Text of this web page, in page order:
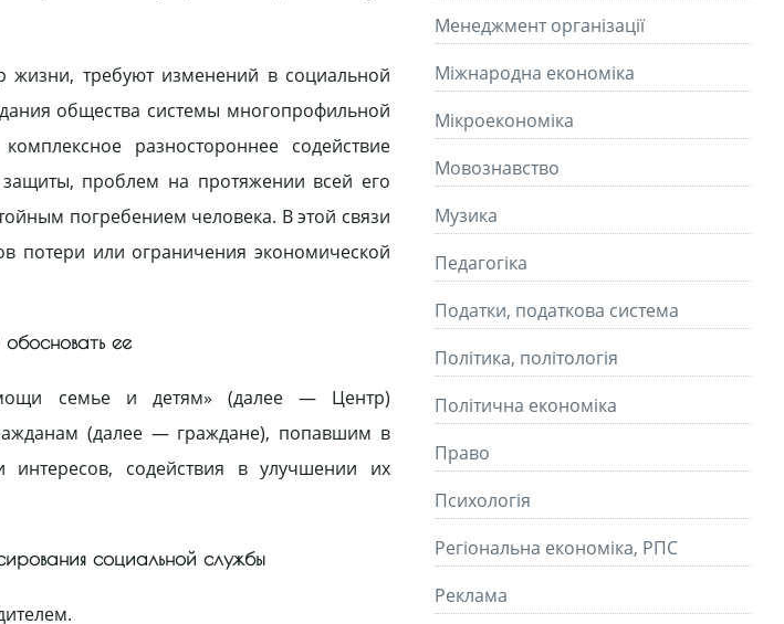
требуют изменений в социальной
общества системы многопрофильной
разностороннее содействие
проблем на протяжении всей его
погребением человека. В этой связи
потери или ограничения экономической
ее
семье и детям» (далее — Центр)
(далее — граждане), попавшим в
содействия в улучшении их
социальной службы
Менеджмент організації
Міжнародна економіка
Мікроекономіка
Мовознавство
Музика
Педагогіка
Податки, податкова система
Політика, політологія
Політична економіка
Право
Психологія
Регіональна економіка, РПС
Реклама